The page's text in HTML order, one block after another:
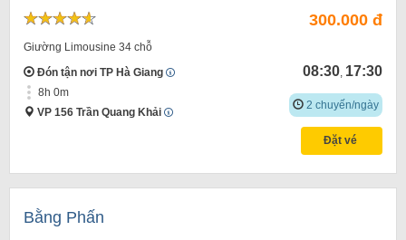
Giường Limousine 34 chỗ
Đón tận nơi TP Hà Giang
8h 0m
VP 156 Trần Quang Khải
300.000 đ
08:30 17:30
2 chuyến/ngày
Đặt vé
Bằng Phấn